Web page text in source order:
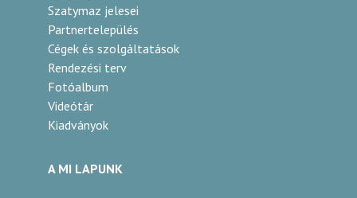
Szatymaz jelesei
Partnertelepülés
Cégek és szolgáltatások
Rendezési terv
Fotóalbum
Videótár
Kiadványok
A MI LAPUNK